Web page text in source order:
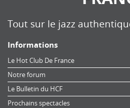
Tout sur le jazz
Informations
Le Hot Club De France
Notre forum
Le Bulletin du HCF
Prochains spectacles